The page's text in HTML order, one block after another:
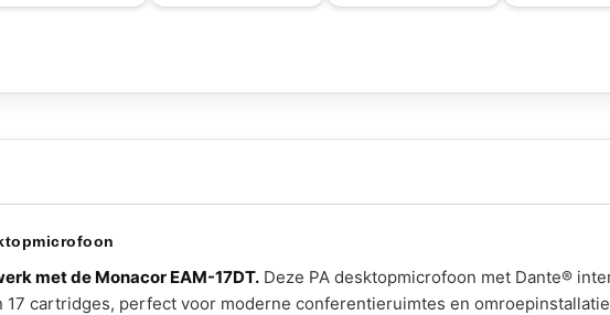
met de Monacor EAM-17DT. Deze PA desktopmicrofoon met Dante®
17 cartridges, perfect voor moderne conferentieruimtes en